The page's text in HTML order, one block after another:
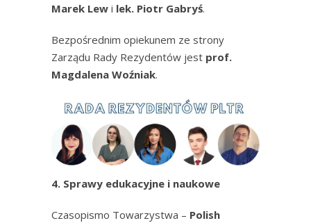
Marek Lew i lek. Piotr Gabryś.
Bezpośrednim opiekunem ze strony
Zarządu Rady Rezydentów jest prof.
Magdalena Woźniak.
4. Sprawy edukacyjne i naukowe
Czasopismo Towarzystwa – Polish